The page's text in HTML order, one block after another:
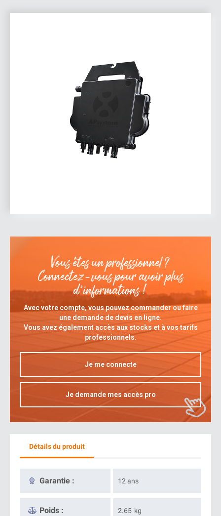
Vous êtes un professionnel ?
Connectez-vous pour avoir plus
d’informations !
Avec votre compte, vous pouvez commander ou faire
une demande de devis en ligne.
Vous avez également accès aux stocks et à vos tarifs
professionnels.
Je me connecte
Je demande mes accès pro
Détails du produit
Garantie : 12 ans
Poids : 2.65 kg